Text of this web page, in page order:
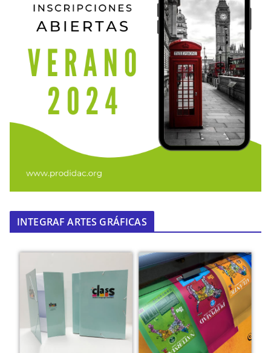
INTEGRAF ARTES GRÁFICAS